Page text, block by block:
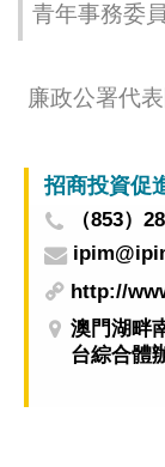
青年事務委
廉政公署代
招商投資促
（853）
http://
澳門湖畔
台綜合體